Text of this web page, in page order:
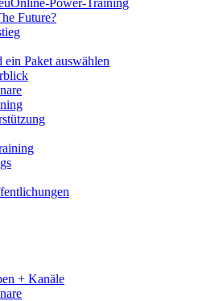
Future?
ein Paket auswählen
+ Kanäle